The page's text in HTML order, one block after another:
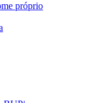
próprio